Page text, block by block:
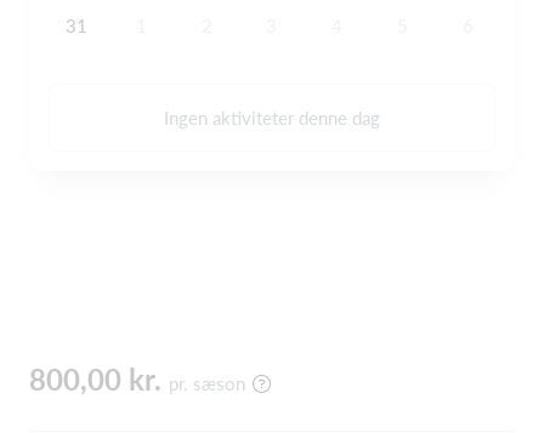
31
Ingen aktiviteter denne dag
800,00 kr. pr. sæson